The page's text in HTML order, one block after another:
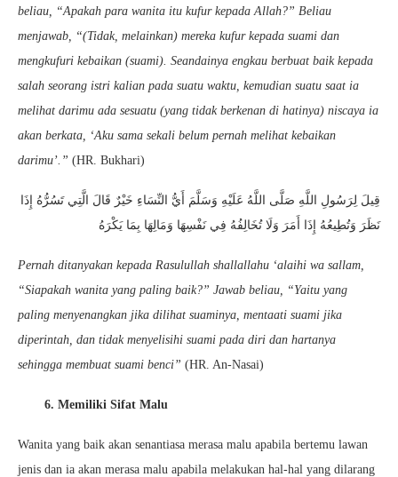
beliau, “Apakah para wanita itu kufur kepada Allah?” Beliau
menjawab, “(Tidak, melainkan) mereka kufur kepada suami dan
mengkufuri kebaikan (suami). Seandainya engkau berbuat baik kepada
salah seorang istri kalian pada suatu waktu, kemudian suatu saat ia
melihat darimu ada sesuatu (yang tidak berkenan di hatinya) niscaya ia
akan berkata, ‘Aku sama sekali belum pernah melihat kebaikan
darimu’.” (HR. Bukhari)
قِيلَ لِرَسُولِ اللَّهِ صَلَّى اللَّهُ عَلَيْهِ وَسَلَّمَ أَيُّ النِّسَاءِ خَيْرٌ قَالَ الَّتِي تَسُرُّهُ إِذَا
نَظَرَ وَتُطِيعُهُ إِذَا أَمَرَ وَلَا تُخَالِفُهُ فِي نَفْسِهَا وَمَالِهَا بِمَا يَكْرَهُ
Pernah ditanyakan kepada Rasulullah shallallahu ‘alaihi wa sallam,
“Siapakah wanita yang paling baik?” Jawab beliau, “Yaitu yang
paling menyenangkan jika dilihat suaminya, mentaati suami jika
diperintah, dan tidak menyelisihi suami pada diri dan hartanya
sehingga membuat suami benci” (HR. An-Nasai)
6. Memiliki Sifat Malu
Wanita yang baik akan senantiasa merasa malu apabila bertemu lawan
jenis dan ia akan merasa malu apabila melakukan hal-hal yang dilarang